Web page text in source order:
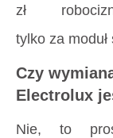
zł
tylko za moduł
Czy
Electrolux
Nie, to